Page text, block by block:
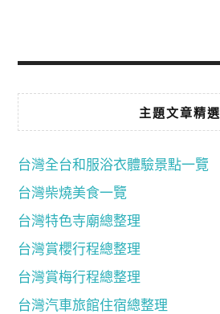
主題文章精選
台灣全台和服浴衣體驗景點一覽
台灣柴燒美食一覽
台灣特色寺廟總整理
台灣賞櫻行程總整理
台灣賞梅行程總整理
台灣汽車旅館住宿總整理